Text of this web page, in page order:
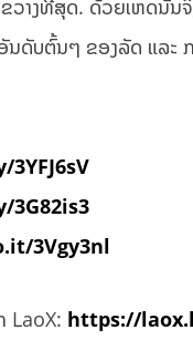
ວາງທີ່ສຸດ. ດ້ວຍເຫດນັ້ນ
ນດັບຕົ້ນໆ ຂອງລັດ ແລະ
3Vgy3nl
LaoX: https://